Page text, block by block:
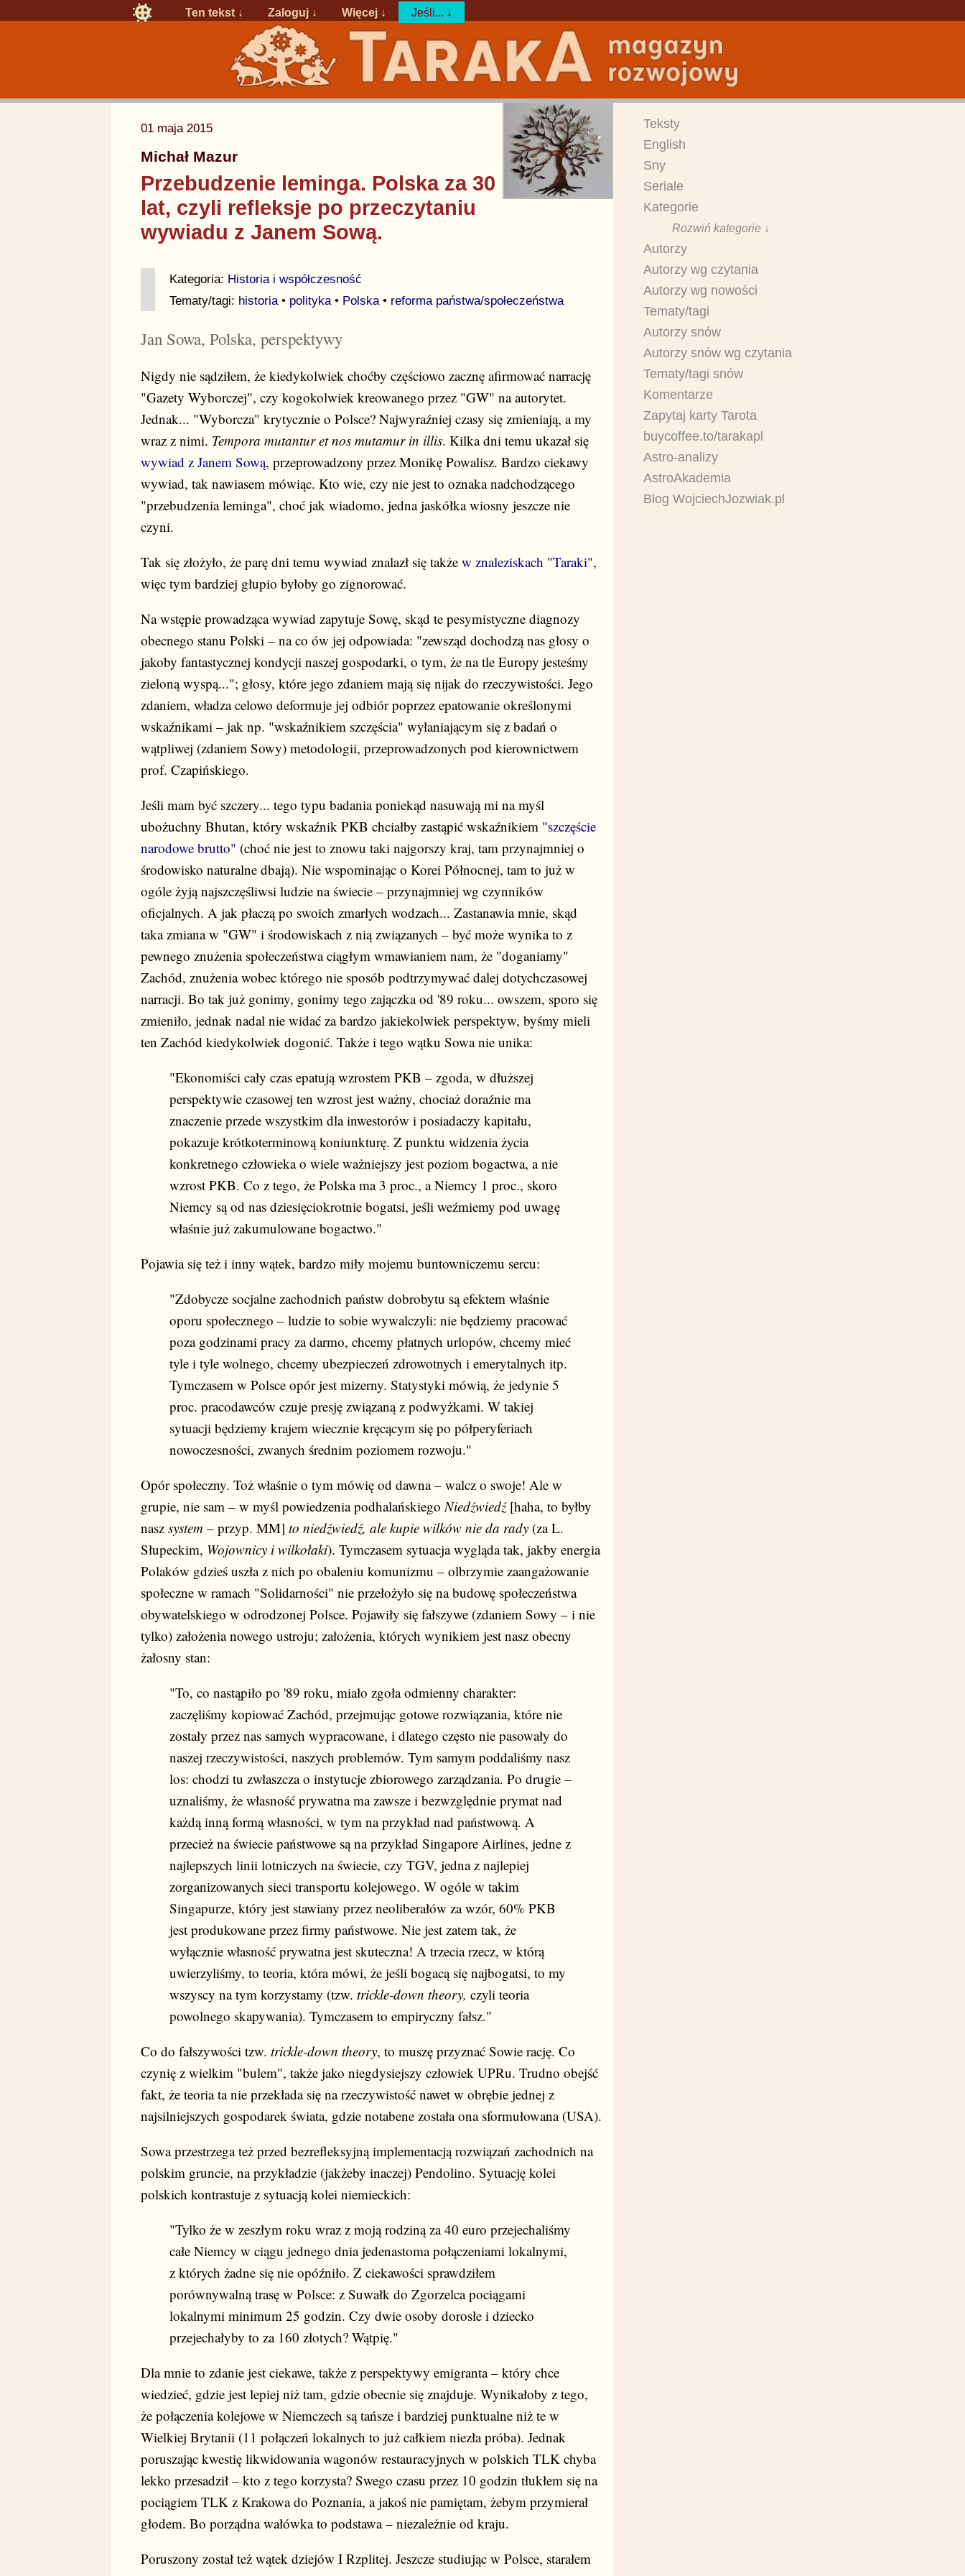
Ten tekst ↓ Zaloguj ↓ Więcej ↓ Jeśli... ↓
01 maja 2015
Michał Mazur
Przebudzenie leminga. Polska za 30
lat, czyli refleksje po przeczytaniu
wywiadu z Janem Sową.
Kategoria: Historia i współczesność
Tematy/tagi: historia • polityka • Polska • reforma państwa/społeczeństwa
Jan Sowa, Polska, perspektywy
Nigdy nie sądziłem, że kiedykolwiek choćby częściowo zacznę afirmować narrację
"Gazety Wyborczej", czy kogokolwiek kreowanego przez "GW" na autorytet.
Jednak... "Wyborcza" krytycznie o Polsce? Najwyraźniej czasy się zmieniają, a my
wraz z nimi. Tempora mutantur et nos mutamur in illis. Kilka dni temu ukazał się
wywiad z Janem Sową, przeprowadzony przez Monikę Powalisz. Bardzo ciekawy
wywiad, tak nawiasem mówiąc. Kto wie, czy nie jest to oznaka nadchodzącego
"przebudzenia leminga", choć jak wiadomo, jedna jaskółka wiosny jeszcze nie
czyni.
Tak się złożyło, że parę dni temu wywiad znalazł się także w znaleziskach "Taraki",
więc tym bardziej głupio byłoby go zignorować.
Na wstępie prowadząca wywiad zapytuje Sowę, skąd te pesymistyczne diagnozy
obecnego stanu Polski – na co ów jej odpowiada: "zewsząd dochodzą nas głosy o
jakoby fantastycznej kondycji naszej gospodarki, o tym, że na tle Europy jesteśmy
zieloną wyspą..."; głosy, które jego zdaniem mają się nijak do rzeczywistości. Jego
zdaniem, władza celowo deformuje jej odbiór poprzez epatowanie określonymi
wskaźnikami – jak np. "wskaźnikiem szczęścia" wyłaniającym się z badań o
wątpliwej (zdaniem Sowy) metodologii, przeprowadzonych pod kierownictwem
prof. Czapińskiego.
Jeśli mam być szczery... tego typu badania poniekąd nasuwają mi na myśl
ubożuchny Bhutan, który wskaźnik PKB chciałby zastąpić wskaźnikiem "szczęście
narodowe brutto" (choć nie jest to znowu taki najgorszy kraj, tam przynajmniej o
środowisko naturalne dbają). Nie wspominając o Korei Północnej, tam to już w
ogóle żyją najszczęśliwsi ludzie na świecie – przynajmniej wg czynników
oficjalnych. A jak płaczą po swoich zmarłych wodzach... Zastanawia mnie, skąd
taka zmiana w "GW" i środowiskach z nią związanych – być może wynika to z
pewnego znużenia społeczeństwa ciągłym wmawianiem nam, że "doganiamy"
Zachód, znużenia wobec którego nie sposób podtrzymywać dalej dotychczasowej
narracji. Bo tak już gonimy, gonimy tego zajączka od '89 roku... owszem, sporo się
zmieniło, jednak nadal nie widać za bardzo jakiekolwiek perspektyw, byśmy mieli
ten Zachód kiedykolwiek dogonić. Także i tego wątku Sowa nie unika:
"Ekonomiści cały czas epatują wzrostem PKB – zgoda, w dłuższej
perspektywie czasowej ten wzrost jest ważny, chociaż doraźnie ma
znaczenie przede wszystkim dla inwestorów i posiadaczy kapitału,
pokazuje krótkoterminową koniunkturę. Z punktu widzenia życia
konkretnego człowieka o wiele ważniejszy jest poziom bogactwa, a nie
wzrost PKB. Co z tego, że Polska ma 3 proc., a Niemcy 1 proc., skoro
Niemcy są od nas dziesięciokrotnie bogatsi, jeśli weźmiemy pod uwagę
właśnie już zakumulowane bogactwo."
Pojawia się też i inny wątek, bardzo miły mojemu buntowniczemu sercu:
"Zdobycze socjalne zachodnich państw dobrobytu są efektem właśnie
oporu społecznego – ludzie to sobie wywalczyli: nie będziemy pracować
poza godzinami pracy za darmo, chcemy płatnych urlopów, chcemy mieć
tyle i tyle wolnego, chcemy ubezpieczeń zdrowotnych i emerytalnych itp.
Tymczasem w Polsce opór jest mizerny. Statystyki mówią, że jedynie 5
proc. pracodawców czuje presję związaną z podwyżkami. W takiej
sytuacji będziemy krajem wiecznie kręcącym się po półperyferiach
nowoczesności, zwanych średnim poziomem rozwoju."
Opór społeczny. Toż właśnie o tym mówię od dawna – walcz o swoje! Ale w
grupie, nie sam – w myśl powiedzenia podhalańskiegoNiedźwiedź[haha, to byłby
nasz system – przyp. MM] to niedźwiedź, ale kupie wilków nie da rady (za L.
Słupeckim, Wojownicy i wilkołaki). Tymczasem sytuacja wygląda tak, jakby energia
Polaków gdzieś uszła z nich po obaleniu komunizmu – olbrzymie zaangażowanie
społeczne w ramach "Solidarności" nie przełożyło się na budowę społeczeństwa
obywatelskiego w odrodzonej Polsce. Pojawiły się fałszywe (zdaniem Sowy – i nie
tylko) założenia nowego ustroju; założenia, których wynikiem jest nasz obecny
żałosny stan:
"To, co nastąpiło po '89 roku, miało zgoła odmienny charakter:
zaczęliśmy kopiować Zachód, przejmując gotowe rozwiązania, które nie
zostały przez nas samych wypracowane, i dlatego często nie pasowały do
naszej rzeczywistości, naszych problemów. Tym samym poddaliśmy nasz
los: chodzi tu zwłaszcza o instytucje zbiorowego zarządzania. Po drugie –
uznaliśmy, że własność prywatna ma zawsze i bezwzględnie prymat nad
każdą inną formą własności, w tym na przykład nad państwową. A
przecież na świecie państwowe są na przykład Singapore Airlines, jedne z
najlepszych linii lotniczych na świecie, czy TGV, jedna z najlepiej
zorganizowanych sieci transportu kolejowego. W ogóle w takim
Singapurze, który jest stawiany przez neoliberałów za wzór, 60% PKB
jest produkowane przez firmy państwowe. Nie jest zatem tak, że
wyłącznie własność prywatna jest skuteczna! A trzecia rzecz, w którą
uwierzyliśmy, to teoria, która mówi, że jeśli bogacą się najbogatsi, to my
wszyscy na tym korzystamy (tzw. trickle-down theory, czyli teoria
powolnego skapywania). Tymczasem to empiryczny fałsz."
Co do fałszywości tzw. trickle-down theory, to muszę przyznać Sowie rację. Co
czynię z wielkim "bulem", także jako niegdysiejszy człowiek UPRu. Trudno obejść
fakt, że teoria ta nie przekłada się na rzeczywistość nawet w obrębie jednej z
najsilniejszych gospodarek świata, gdzie notabene została ona sformułowana (USA).
Sowa przestrzega też przed bezrefleksyjną implementacją rozwiązań zachodnich na
polskim gruncie, na przykładzie (jakżeby inaczej) Pendolino. Sytuację kolei
polskich kontrastuje z sytuacją kolei niemieckich:
"Tylko że w zeszłym roku wraz z moją rodziną za 40 euro przejechaliśmy
całe Niemcy w ciągu jednego dnia jedenastoma połączeniami lokalnymi,
z których żadne się nie opóźniło. Z ciekawości sprawdziłem
porównywalną trasę w Polsce: z Suwałk do Zgorzelca pociągami
lokalnymi minimum 25 godzin. Czy dwie osoby dorosłe i dziecko
przejechałyby to za 160 złotych? Wątpię."
Dla mnie to zdanie jest ciekawe, także z perspektywy emigranta – który chce
wiedzieć, gdzie jest lepiej niż tam, gdzie obecnie się znajduje. Wynikałoby z tego,
że połączenia kolejowe w Niemczech są tańsze i bardziej punktualne niż te w
Wielkiej Brytanii (11 połączeń lokalnych to już całkiem niezła próba). Jednak
poruszając kwestię likwidowania wagonów restauracyjnych w polskich TLK chyba
lekko przesadził – kto z tego korzysta? Swego czasu przez 10 godzin tłukłem się na
pociągiem TLK z Krakowa do Poznania, a jakoś nie pamiętam, żebym przymierał
głodem. Bo porządna wałówka to podstawa – niezależnie od kraju.
Poruszony został też wątek dziejów I Rzplitej. Jeszcze studiując w Polsce, starałem
Teksty
English
Sny
Seriale
Kategorie
Rozwiń kategorie ↓
Autorzy
Autorzy wg czytania
Autorzy wg nowości
Tematy/tagi
Autorzy snów
Autorzy snów wg czytania
Tematy/tagi snów
Komentarze
Zapytaj karty Tarota
buycoffee.to/tarakapl
Astro-analizy
AstroAkademia
Blog WojciechJozwiak.pl